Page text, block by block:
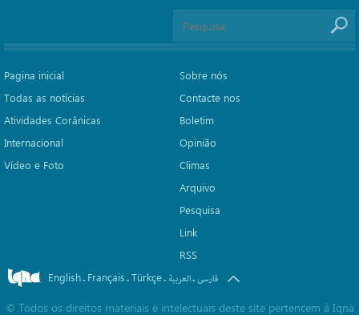
Pagina inicial
Todas as notícias
Atividades Corânicas
Internacional
Vídeo e Foto
Sobre nós
Contacte nos
Boletim
Opinião
Climas
Arquivo
Pesquisa
Link
RSS
English. Français.Türkçe. العربیة.فارسی
© Todos os direitos materiais e intelectuais deste site pertencem à Iqna